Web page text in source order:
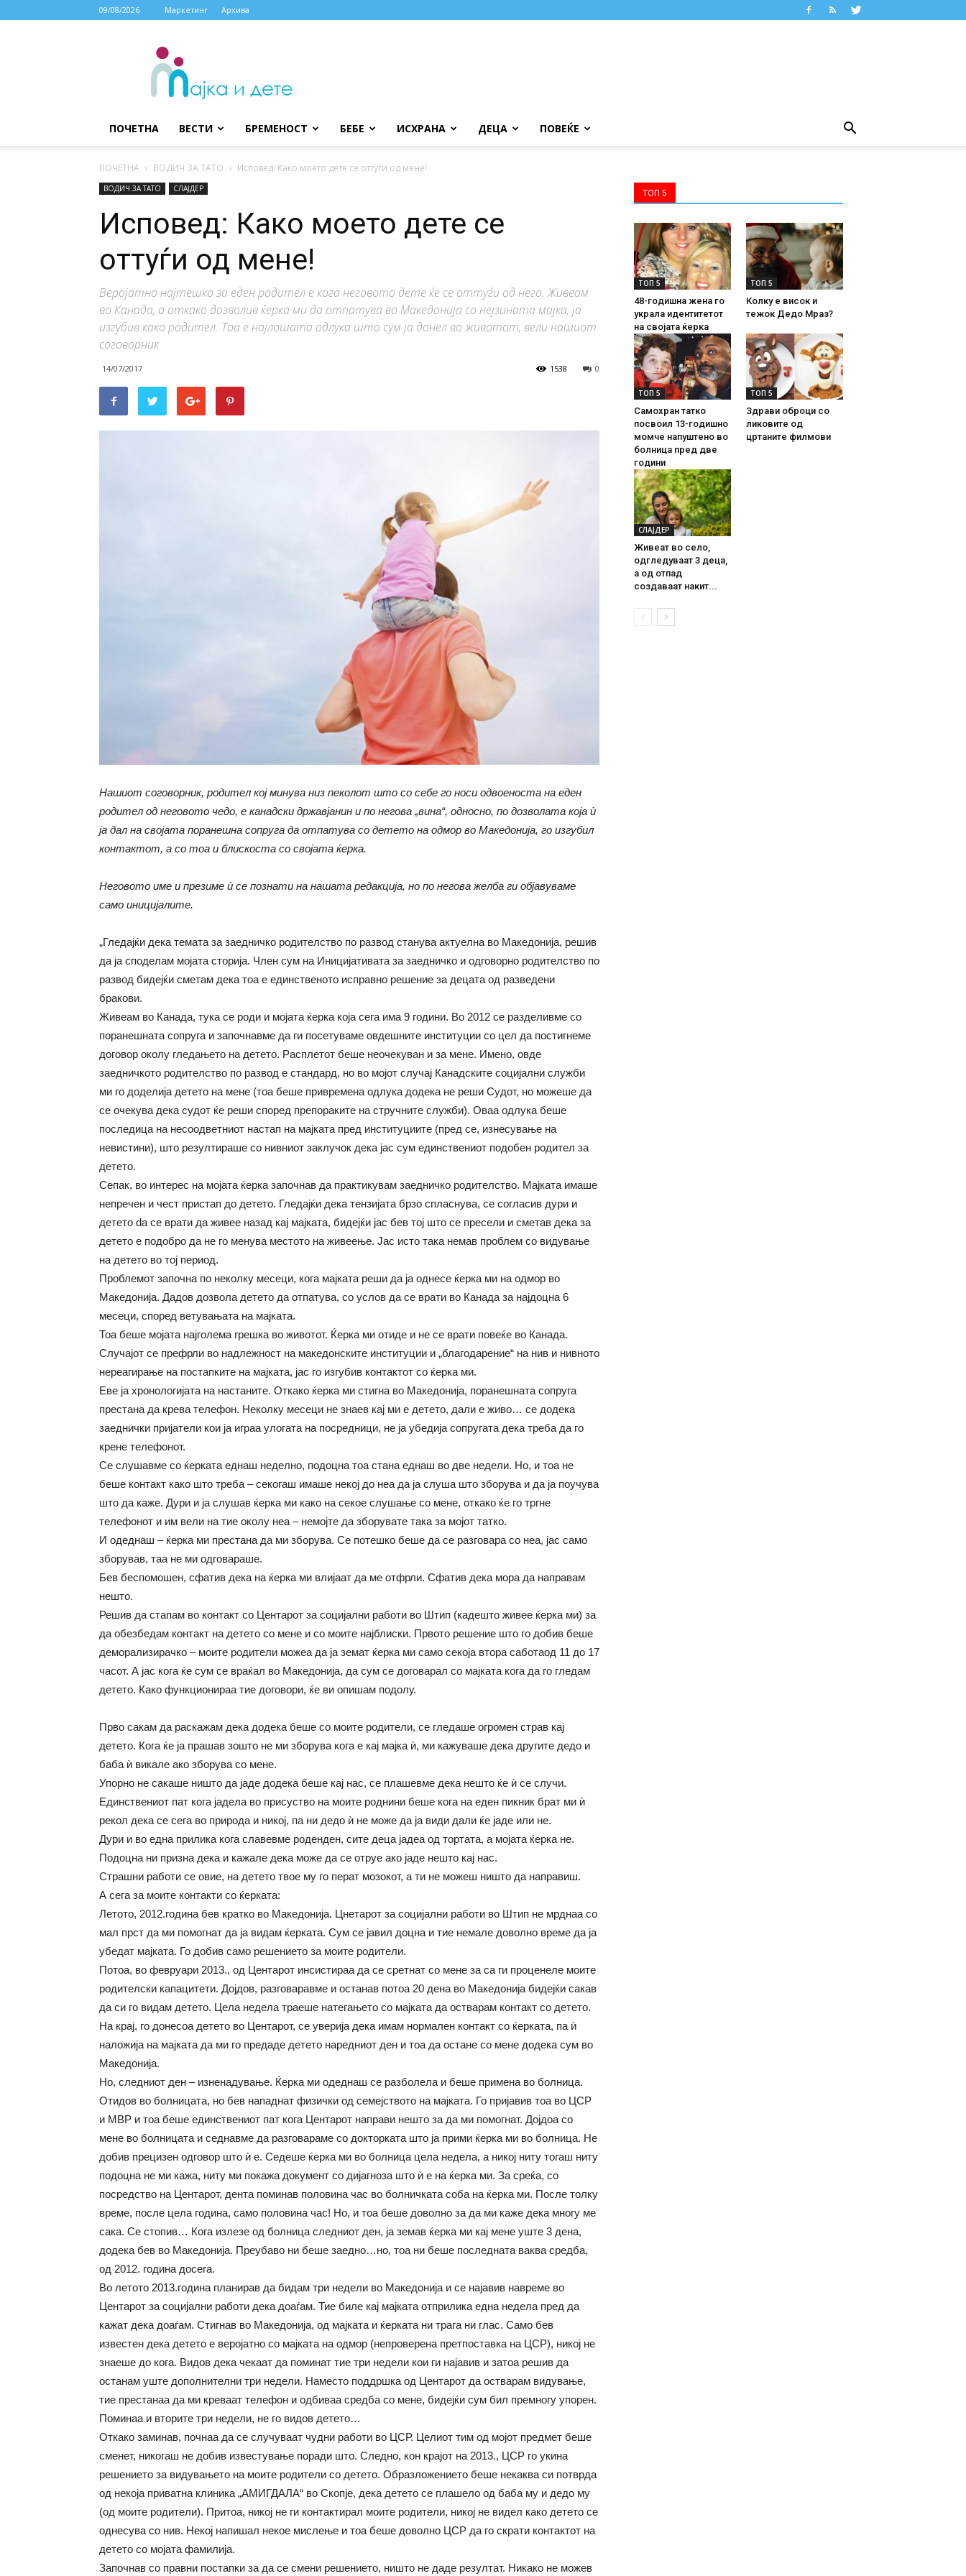
09/08/2026 Маркетинг Архива
МАЈКА
ДЕТЕ
ПОЧЕТНА ВЕСТИ БРЕМЕНОСТ БЕБЕ ИСХРАНА ДЕЦА ПОВЕЌЕ
ПОЧЕТНА ВОДИЧ ЗА ТАТО Исповед: Како моето дете се оттуѓи од мене!
ВОДИЧ ЗА ТАТО СЛАЈДЕР
Исповед: Како моето дете се
оттуѓи од мене!
Веројатно најтешко за еден родител е кога неговото дете ќе се оттуѓи од него. Живеам
во Канада, а откако дозволив ќерка ми да отпатува во Македонија со нејзината мајка, ја
изгубив како родител. Тоа е најлошата одлука што сум ја донел во животот, вели нашиот
соговорник
14/07/2017 0
1538
Нашиот соговорник, родител кој минува низ пеколот што со себе го носи одвоеноста на еден
родител од неговото чедо, е канадски државјанин и по негова „вина“, односно, по дозволата која ѝ
ја дал на својата поранешна сопруга да отпатува со детето на одмор во Македонија, го изгубил
контактот, а со тоа и блискоста со својата ќерка.
Неговото име и презиме ѝ се познати на нашата редакција, но по негова желба ги објавуваме
само иницијалите.
„Гледајќи дека темата за заедничко родителство по развод станува актуелна во Македонија, решив
да ја споделам мојата сторија. Член сум на Иницијативата за заедничко и одговорно родителство по
развод бидејќи сметам дека тоа е единственото исправно решение за децата од разведени
бракови.
Живеам во Канада, тука се роди и мојата ќерка која сега има 9 години. Во 2012 се разделивме со
поранешната сопруга и започнавме да ги посетуваме овдешните институции со цел да постигнеме
договор околу гледањето на детето. Расплетот беше неочекуван и за мене. Имено, овде
заедничкото родителство по развод е стандард, но во мојот случај Канадските социјални служби
ми го доделија детето на мене (тоа беше привремена одлука додека не реши Судот, но можеше да
се очекува дека судот ќе реши според препораките на стручните служби). Оваа одлука беше
последица на несоодветниот настап на мајката пред институциите (пред се, изнесување на
невистини), што резултираше со нивниот заклучок дека јас сум единствениот подобен родител за
детето.
Сепак, во интерес на мојата ќерка започнав да практикувам заедничко родителство. Мајката имаше
непречен и чест пристап до детето. Гледајќи дека тензијата брзо спласнува, се согласив дури и
детето da се врати да живее назад кај мајката, бидејќи јас бев тој што се пресели и сметав дека за
детето е подобро да не го менува местото на живеење. Јас исто така немав проблем со видување
на детето во тој период.
Проблемот започна по неколку месеци, кога мајката реши да ја однесе ќерка ми на одмор во
Македонија. Дадов дозвола детето да отпатува, со услов да се врати во Канада за најдоцна 6
месеци, според ветувањата на мајката.
Тоа беше мојата најголема грешка во животот. Ќерка ми отиде и не се врати повеќе во Канада.
Случајот се префрли во надлежност на македонските институции и „благодарение“ на нив и нивното
нереагирање на постапките на мајката, јас го изгубив контактот со ќерка ми.
Еве ја хронологијата на настаните. Откако ќерка ми стигна во Македонија, поранешната сопруга
престана да крева телефон. Неколку месеци не знаев кај ми е детето, дали е живо… се додека
заеднички пријатели кои ја играа улогата на посредници, не ја убедија сопругата дека треба да го
крене телефонот.
Се слушавме со ќерката еднаш неделно, подоцна тоа стана еднаш во две недели. Но, и тоа не
беше контакт како што треба – секогаш имаше некој до неа да ја слуша што зборува и да ја поучува
што да каже. Дури и ја слушав ќерка ми како на секое слушање со мене, откако ќе го тргне
телефонот и им вели на тие околу неа – немојте да зборувате така за мојот татко.
И одеднаш – ќерка ми престана да ми зборува. Се потешко беше да се разговара со неа, јас само
зборував, таа не ми одговараше.
Бев беспомошен, сфатив дека на ќерка ми влијаат да ме отфрли. Сфатив дека мора да направам
нешто.
Решив да стапам во контакт со Центарот за социјални работи во Штип (кадешто живее ќерка ми) за
да обезбедам контакт на детето со мене и со моите најблиски. Првото решение што го добив беше
деморализирачко – моите родители можеа да ја земат ќерка ми само секоја втора саботаод 11 до 17
часот. А јас кога ќе сум се враќал во Македонија, да сум се договарал со мајката кога да го гледам
детето. Како функционираа тие договори, ќе ви опишам подолу.
Прво сакам да раскажам дека додека беше со моите родители, се гледаше огромен страв кај
детето. Кога ќе ја прашав зошто не ми зборува кога е кај мајка ѝ, ми кажуваше дека другите дедо и
баба ѝ викале ако зборува со мене.
Упорно не сакаше ништо да јаде додека беше кај нас, се плашевме дека нешто ќе ѝ се случи.
Единствениот пат кога јадела во присуство на моите роднини беше кога на еден пикник брат ми ѝ
рекол дека се сега во природа и никој, па ни дедо ѝ не може да ја види дали ќе јаде или не.
Дури и во една прилика кога славевме роденден, сите деца јадеа од тортата, а мојата ќерка не.
Подоцна ни призна дека и кажале дека може да се отруе ако јаде нешто кај нас.
Страшни работи се овие, на детето твое му го перат мозокот, а ти не можеш ништо да направиш.
А сега за моите контакти со ќерката:
Летото, 2012.година бев кратко во Македонија. Цнетарот за социјални работи во Штип не мрднаа со
мал прст да ми помогнат да ја видам ќерката. Сум се јавил доцна и тие немале доволно време да ја
убедат мајката. Го добив само решението за моите родители.
Потоа, во февруари 2013., од Центарот инсистираа да се сретнат со мене за са ги проценеле моите
родителски капацитети. Дојдов, разговаравме и останав потоа 20 дена во Македонија бидејќи сакав
да си го видам детето. Цела недела траеше натегањето со мајката да остварам контакт со детето.
На крај, го донесоа детето во Центарот, се уверија дека имам нормален контакт со ќерката, па ѝ
наложија на мајката да ми го предаде детето наредниот ден и тоа да остане со мене додека сум во
Македонија.
Но, следниот ден – изненадување. Ќерка ми одеднаш се разболела и беше примена во болница.
Отидов во болницата, но бев нападнат физички од семејството на мајката. Го пријавив тоа во ЦСР
и МВР и тоа беше единствениот пат кога Центарот направи нешто за да ми помогнат. Дојдоа со
мене во болницата и седнавме да разговараме со докторката што ја прими ќерка ми во болница. Не
добив прецизен одговор што ѝ е. Седеше ќерка ми во болница цела недела, а никој ниту тогаш ниту
подоцна не ми кажа, ниту ми покажа документ со дијагноза што ѝ е на ќерка ми. За среќа, со
посредство на Центарот, дента поминав половина час во болничката соба на ќерка ми. После толку
време, после цела година, само половина час! Но, и тоа беше доволно за да ми каже дека многу ме
сака. Се стопив… Кога излезе од болница следниот ден, ја земав ќерка ми кај мене уште 3 дена,
додека бев во Македонија. Преубаво ни беше заедно…но, тоа ни беше последната ваква средба,
од 2012. година досега.
Во летото 2013.година планирав да бидам три недели во Македонија и се најавив навреме во
Центарот за социјални работи дека доаѓам. Тие биле кај мајката отприлика една недела пред да
кажат дека доаѓам. Стигнав во Македонија, од мајката и ќерката ни трага ни глас. Само бев
известен дека детето е веројатно со мајката на одмор (непроверена претпоставка на ЦСР), никој не
знаеше до кога. Видов дека чекаат да поминат тие три недели кои ги најавив и затоа решив да
останам уште дополнителни три недели. Наместо поддршка од Центарот да остварам видување,
тие престанаа да ми креваат телефон и одбиваа средба со мене, бидејќи сум бил премногу упорен.
Поминаа и вторите три недели, не го видов детето…
Откако заминав, почнаа да се случуваат чудни работи во ЦСР. Целиот тим од мојот предмет беше
сменет, никогаш не добив известување поради што. Следно, кон крајот на 2013., ЦСР го укина
решението за видувањето на моите родители со детето. Образложението беше некаква си потврда
од некоја приватна клиника „АМИГДАЛА“ во Скопје, дека детето се плашело од баба му и дедо му
(од моите родители). Притоа, никој не ги контактирал моите родители, никој не видел како детето се
однесува со нив. Некој напишал некое мислење и тоа беше доволно ЦСР да го скрати контактот на
детето со мојата фамилија.
Започнав со правни постапки за да се смени решението, ништо не даде резултат. Никако не можев
ТОП 5
ТОП 5
48-годишна жена го
украла идентитетот
на својата ќерка
ТОП 5
Колку е висок и
тежок Дедо Мраз?
ТОП 5
Самохран татко
посвоил 13-годишно
момче напуштено во
болница пред две
години
ТОП 5
Здрави оброци со
ликовите од
цртаните филмови
СЛАЈДЕР
Живеат во село,
одгледуваат 3 деца,
а од отпад
создаваат накит...